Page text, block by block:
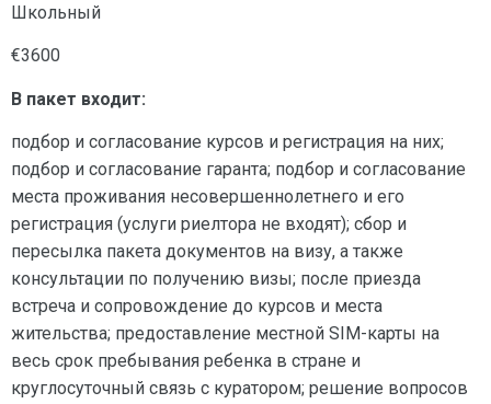
Школьный
€3600
В пакет входит:
подбор и согласование курсов и регистрация на них;
подбор и согласование гаранта; подбор и согласование
места проживания несовершеннолетнего и его
регистрация (услуги риелтора не входят); сбор и
пересылка пакета документов на визу, а также
консультации по получению визы; после приезда
встреча и сопровождение до курсов и места
жительства; предоставление местной SIM-карты на
весь срок пребывания ребенка в стране и
круглосуточный связь с куратором; решение вопросов